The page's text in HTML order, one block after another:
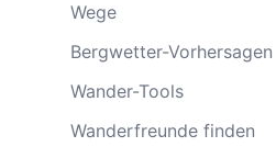
Wege
Bergwetter-Vorhersagen
Wander-Tools
Wanderfreunde finden